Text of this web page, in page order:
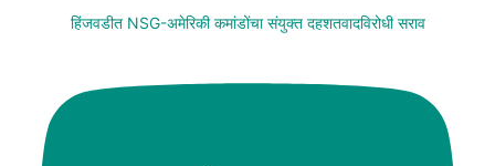
हिंजवडीत NSG-अमेरिकी कमांडोंचा संयुक्त दहशतवादविरोधी सराव